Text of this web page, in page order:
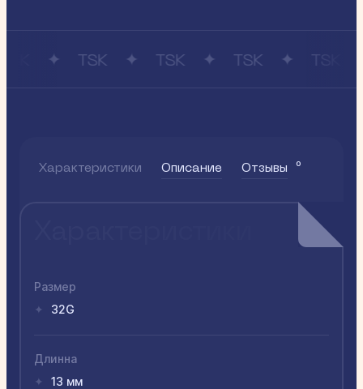
TSK TSK TSK
Характеристики Описание Отзывы 0
Размер
✦ 32G
Длинна
✦ 13 мм